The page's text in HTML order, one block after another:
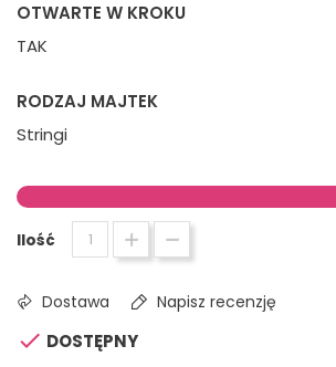
OTWARTE W KROKU
TAK
RODZAJ MAJTEK
Stringi
Ilość
Dostawa Napisz recenzję
 DOSTĘPNY